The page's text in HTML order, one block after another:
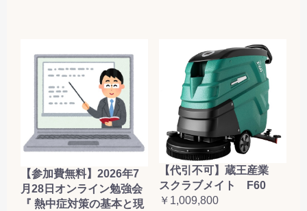
【参加費無料】2026年7
月28日オンライン勉強会
『 熱中症対策の基本と現
【代引不可】蔵王産業
スクラブメイト F60
￥1,009,800